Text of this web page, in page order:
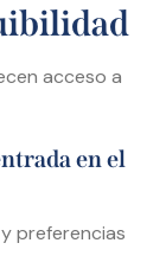
acceso a
en el
preferencias